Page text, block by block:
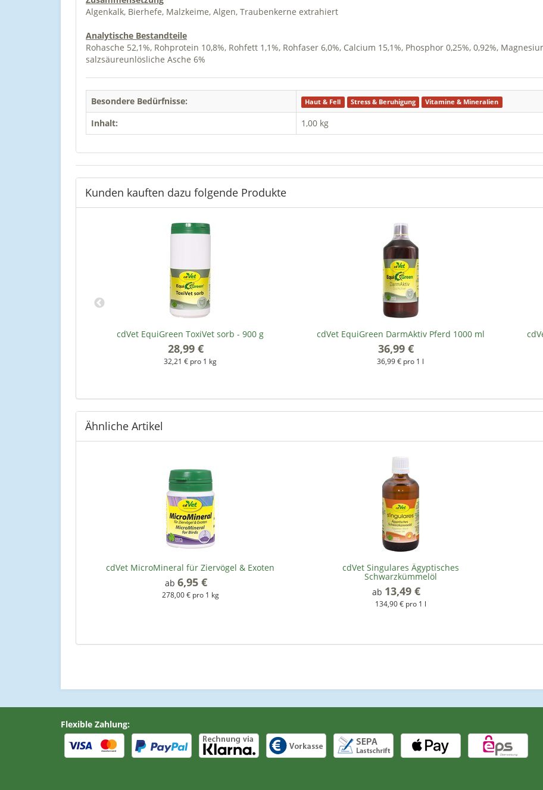
Algenkalk, Bierhefe, Malzkeime, Algen, Traubenkerne extrahiert
Analytische Bestandteile
Rohasche 52,1%, Rohprotein 10,8%, Rohfett 1,1%, Rohfaser 6,0%, Calcium 15,1%, Phosphor 0,25%, 0,92%,
salzsäureunlösliche Asche 6%
Besondere Bedürfnisse: Haut & Fell Stress & Beruhigung Vitamine & Mineralien
Inhalt: 1,00 kg
Kunden kauften dazu folgende Produkte
cdVet EquiGreen ToxiVet sorb - 900 g
28,99 €
32,21 € pro 1 kg
cdVet EquiGreen DarmAktiv Pferd 1000 ml
36,99 €
36,99 € pro 1 l
Ähnliche Artikel
cdVet MicroMineral für Ziervögel & Exoten
ab 6,95 €
278,00 € pro 1 kg
cdVet Singulares Ägyptisches
Schwarzkümmelöl
ab 13,49 €
134,90 € pro 1 l
Flexible Zahlung: